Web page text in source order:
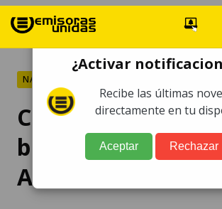
NACIONALES
Camión se
bloquea el paso
Atlántico
¿Activar
Recibe las últimas
directamente en tu
Aceptar Rechazar